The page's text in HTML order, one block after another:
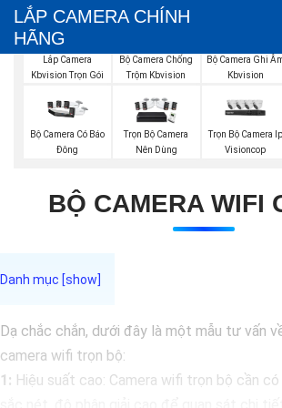
LẮP CAMERA CHÍNH
HÃNG
Lắp Camera
Kbvision Trọn Gói
Bộ Camera Chống
Trộm Kbvision
Bộ Camera Ghi
Kbvision
Bộ Camera Có Báo
Đông
Trọn Bộ Camera
Nên Dùng
Trọn Bộ Camera Ip
Visioncop
BỘ CAMERA WIFI
Dạ chắc chắn, dưới đây là một mẫu tư vấn
camera wifi trọn bộ:
1: Hiệu suất cao: Camera wifi trọn bộ cần